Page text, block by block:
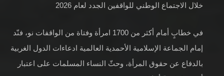
خلال الاجتماع الوطني للواقفين الجدد لعام 2026
في خطابٍ أمام أكثر من 1700 امرأة وفتاة من الواقفات نو، فنّد
إمام الجماعة الإسلامية الأحمدية العالمية ادعاءات الدول الغربية
بالدفاع عن حقوق المرأة، وحثّ النساء المسلمات على اعتبار